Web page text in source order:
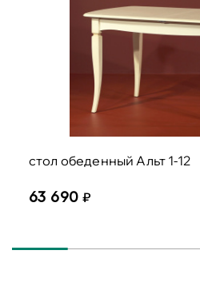
стол обеденный Альт 1-12
63 690